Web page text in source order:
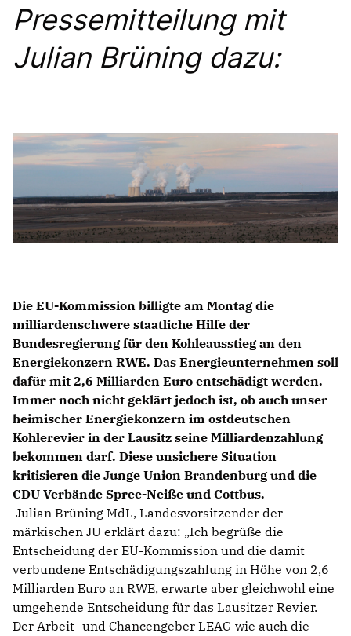
LINKS
Pressemitteilung mit
Julian Brüning dazu:
Die EU-Kommission billigte am Montag die
milliardenschwere staatliche Hilfe der
Bundesregierung für den Kohleausstieg an den
Energiekonzern RWE. Das Energieunternehmen soll
dafür mit 2,6 Milliarden Euro entschädigt werden.
Immer noch nicht geklärt jedoch ist, ob auch unser
heimischer Energiekonzern im ostdeutschen
Kohlerevier in der Lausitz seine Milliardenzahlung
bekommen darf. Diese unsichere Situation
kritisieren die Junge Union Brandenburg und die
CDU Verbände Spree-Neiße und Cottbus.
Julian Brüning MdL, Landesvorsitzender der
märkischen JU erklärt dazu: „Ich begrüße die
Entscheidung der EU-Kommission und die damit
verbundene Entschädigungszahlung in Höhe von 2,6
Milliarden Euro an RWE, erwarte aber gleichwohl eine
umgehende Entscheidung für das Lausitzer Revier.
Der Arbeit- und Chancengeber LEAG wie auch die